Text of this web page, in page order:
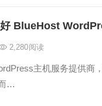
BlueHost
2,280阅读
主机服务提供商
…